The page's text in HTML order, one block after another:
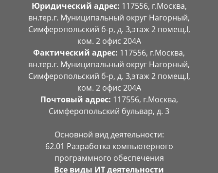
Юридический адрес: 117556, г.Москва,
вн.тер.г. Муниципальный округ Нагорный,
Симферопольский б-р, д. 3,этаж 2 помещ.I,
ком. 2 офис 204А
Фактический адрес: 117556, г.Москва,
вн.тер.г. Муниципальный округ Нагорный,
Симферопольский б-р, д. 3,этаж 2 помещ.I,
ком. 2 офис 204А
Почтовый адрес: 117556, г.Москва,
Симферопольский бульвар, д. 3
Основной вид деятельности:
62.01 Разработка компьютерного
программного обеспечения
Все виды ИТ деятельности